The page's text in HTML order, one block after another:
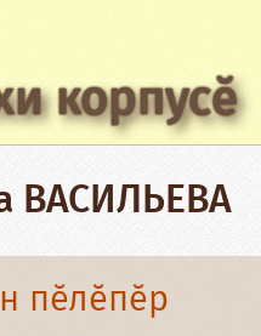
корпусӗ
ВАСИЛЬЕВА
пӗлӗпӗр